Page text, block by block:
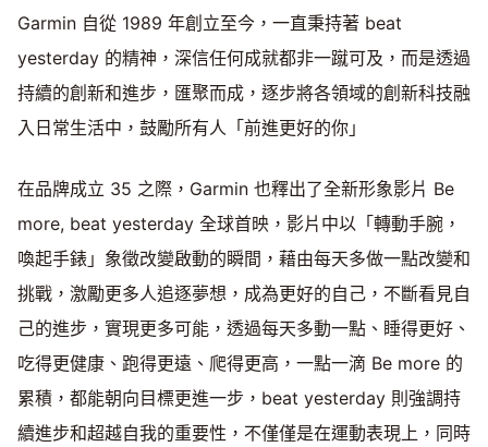
Mute
Garmin 自從 1989 年創立至今，一直秉持著 beat
yesterday 的精神，深信任何成就都非一蹴可及，而是透過
持續的創新和進步，匯聚而成，逐步將各領域的創新科技融
入日常生活中，鼓勵所有人「前進更好的你」
在品牌成立 35 之際，Garmin 也釋出了全新形象影片 Be
more, beat yesterday 全球首映，影片中以「轉動手腕，
喚起手錶」象徵改變啟動的瞬間，藉由每天多做一點改變和
挑戰，激勵更多人追逐夢想，成為更好的自己，不斷看見自
己的進步，實現更多可能，透過每天多動一點、睡得更好、
吃得更健康、跑得更遠、爬得更高，一點一滴 Be more 的
累積，都能朝向目標更進一步，beat yesterday 則強調持
續進步和超越自我的重要性，不僅僅是在運動表現上，同時